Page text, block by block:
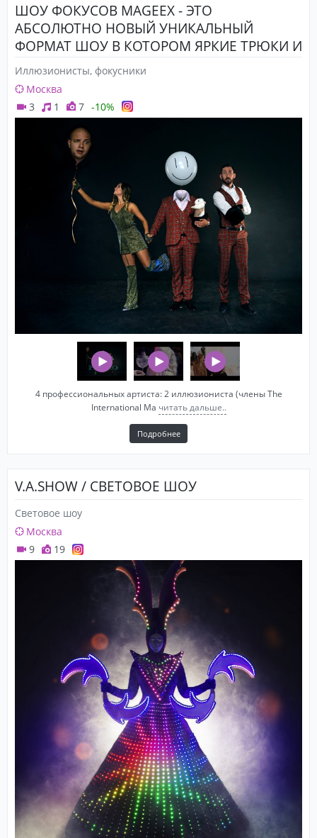
ШОУ ФОКУСОВ MAGEEX - ЭТО
АБСОЛЮТНО НОВЫЙ УНИКАЛЬНЫЙ
ФОРМАТ ШОУ В КОТОРОМ ЯРКИЕ ТРЮКИ И
ВИЗУАЛЬНАЯ МАГИЯ ВЗОРВУТ ДОБРЫМИ
ЭМОЦИЯМИ ВАШЕМ МЕРОПРИЯТИЕ!
Иллюзионисты, фокусники
Москва
3
1 7 -10%
4 профессиональных артиста: 2 иллюзиониста (члены The
International Ma читать дальше..
Подробнее
V.A.SHOW / СВЕТОВОЕ ШОУ
Световое шоу
Москва
9
19